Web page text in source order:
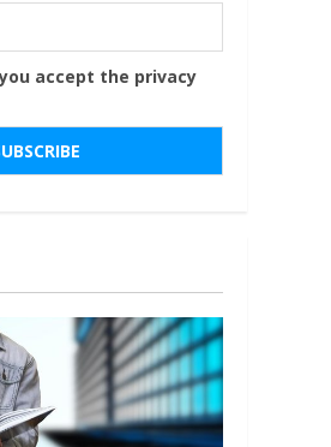
accept the privacy